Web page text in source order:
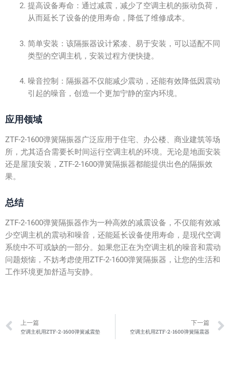
提高设备寿命：通过减震，减少了空调主机的振动负荷，
从而延长了设备的使用寿命，降低了维修成本。
简单安装：该隔振器设计紧凑、易于安装，可以适配不同
类型的空调主机，安装过程方便快捷。
噪音控制：隔振器不仅能减少震动，还能有效降低因震动
引起的噪音，创造一个更加宁静的室内环境。
应用领域
ZTF-2-1600弹簧隔振器广泛应用于住宅、办公楼、商业建筑等场
所，尤其适合需要长时间运行空调主机的环境。无论是地面安装
还是屋顶安装，ZTF-2-1600弹簧隔振器都能提供出色的隔振效
果。
总结
ZTF-2-1600弹簧隔振器作为一种高效的减震设备，不仅能有效减
少空调主机的震动和噪音，还能延长设备使用寿命，是现代空调
系统中不可或缺的一部分。如果您正在为空调主机的噪音和震动
问题烦恼，不妨考虑使用ZTF-2-1600弹簧隔振器，让您的生活和
工作环境更加舒适与安静。
Prev
上一篇
空调主机用ZTF-2-1600弹簧减震垫
下一篇
空调主机用ZTF-2-1600弹簧隔震器